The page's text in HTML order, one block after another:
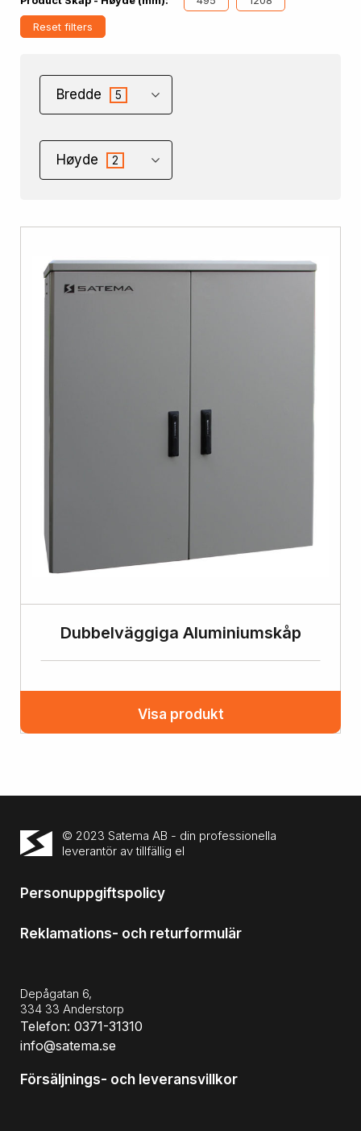
Reset filters
Bredde 5
Høyde 2
Dubbelväggiga Aluminiumskåp
Visa produkt
© 2023 Satema AB - din professionella
leverantör av tillfällig el
Personuppgiftspolicy
Reklamations- och returformulär
Depågatan 6,
334 33 Anderstorp
Telefon: 0371-31310
info@satema.se
Försäljnings- och leveransvillkor